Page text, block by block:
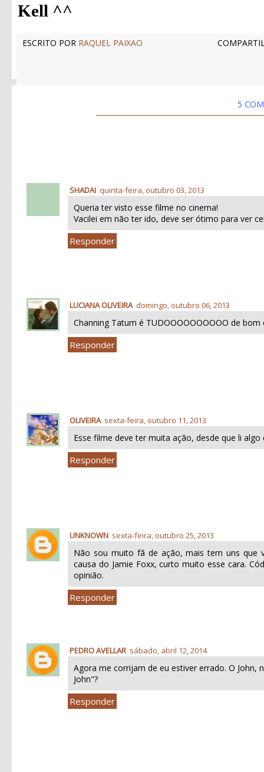
Kell ^^
ESCRITO POR RAQUEL PAIXAO
5
SHADAI quinta-feira, outubro 03, 2013
Queria ter visto esse filme no cinema!
Vacilei em não ter ido, deve ser ótimo para ver
Responder
LUCIANA OLIVEIRA domingo, outubro 06, 2013
Channing Tatum é TUDOOOOOOOOOO de
Responder
OLIVEIRA sexta-feira, outubro 11, 2013
Esse filme deve ter muita ação, desde que li
Responder
UNKNOWN sexta-feira, outubro 25, 2013
Não sou muito fã de ação, mais tem uns que
causa do Jamie Foxx, curto muito esse cara.
opinião.
Responder
PEDRO AVELLAR sábado, abril 12, 2014
Agora me corrijam de eu estiver errado. O John,
John"?
Responder